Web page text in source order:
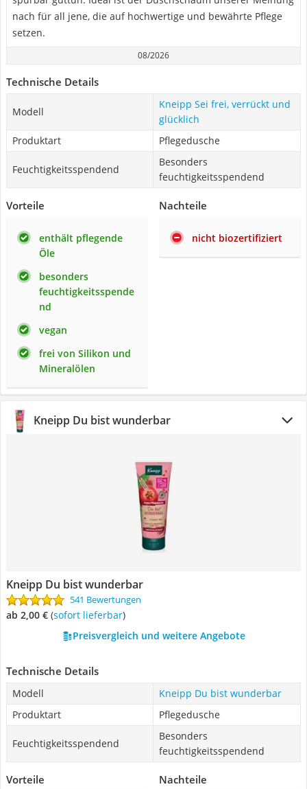
nach für all jene, die auf hochwertige und bewährte Pflege
setzen.
08/2026
Technische Details
Modell
Kneipp Sei frei, verrückt und
glücklich
Produktart
Pflegedusche
Feuchtigkeitsspendend
Besonders
feuchtigkeitsspendend
Vorteile
enthält pflegende
Öle
besonders
feuchtigkeitsspende
nd
vegan
frei von Silikon und
Mineralölen
Nachteile
nicht biozertifiziert
Kneipp Du bist wunderbar
Kneipp Du bist wunderbar
541 Bewertungen
ab 2,00 € ( Sofort lieferbar)
Preisvergleich und weitere Angebote
Technische Details
Modell
Kneipp Du bist wunderbar
Produktart
Pflegedusche
Feuchtigkeitsspendend
Besonders
feuchtigkeitsspendend
Vorteile Nachteile